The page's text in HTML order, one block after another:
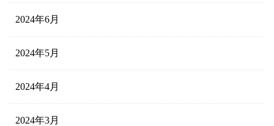
2024年6月
2024年5月
2024年4月
2024年3月